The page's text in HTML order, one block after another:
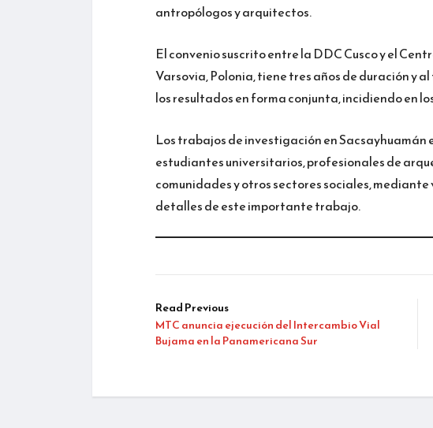
antropólogos y arquitectos.
El convenio suscrito entre la DDC Cusco y el
Varsovia, Polonia, tiene tres años de duración y
los resultados en forma conjunta, incidiendo en
Los trabajos de investigación en
estudiantes universitarios, profesionales de
comunidades y otros sectores sociales,
detalles de este importante trabajo.
Read Previous
MTC anuncia ejecución del Intercambio Vial
Bujama en la Panamericana Sur